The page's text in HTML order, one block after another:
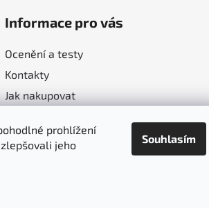
prohlížení
jeho
Souhlasím
Informace pro vás
Ocenění a testy
Kontakty
Jak nakupovat
Obchodní podmínky